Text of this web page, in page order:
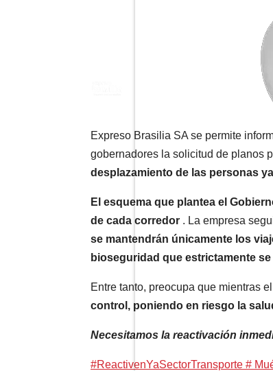
Expreso Brasilia SA se permite
gobernadores la solicitud de planos
desplazamiento de las personas
El esquema que plantea el
de cada corredor . La empresa
se mantendrán únicamente los
bioseguridad que estrictamente
Entre tanto, preocupa que mientras
control, poniendo en riesgo la
Necesitamos la reactivación
#ReactivenYaSectorTransporte #